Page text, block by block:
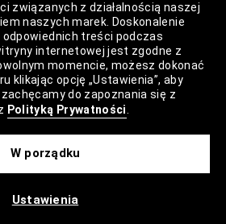
związanych z działalnością naszej
naszych marek. Doskonalenie
odpowiednich treści podczas
internetowej jest zgodne z
momencie, możesz dokonać
klikając opcję „Ustawienia”, aby
do zapoznania się z
Polityką Prywatności
Ustawienia
W porządku